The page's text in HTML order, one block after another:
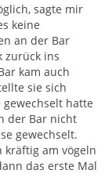
sagte mir
keine
an der Bar
zurück ins
kam auch
sie sich
hatte
der Bar nicht
gewechselt.
kräftig am vögeln
das erste Mal